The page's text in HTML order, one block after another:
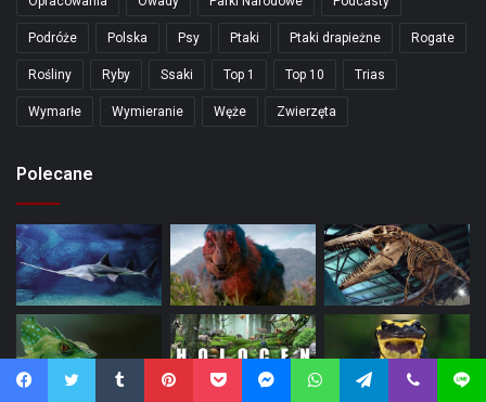
Podróże Polska Psy Ptaki Ptaki drapieżne Rogate
Rośliny Ryby Ssaki Top 1 Top 10 Trias
Wymarłe Wymieranie Węże Zwierzęta
Polecane